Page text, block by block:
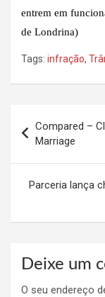
entrem em
de Londrina)
Tags: infração,
de
Post
Compared –
Marriage
Parceria lança
Deixe um
O seu endereço